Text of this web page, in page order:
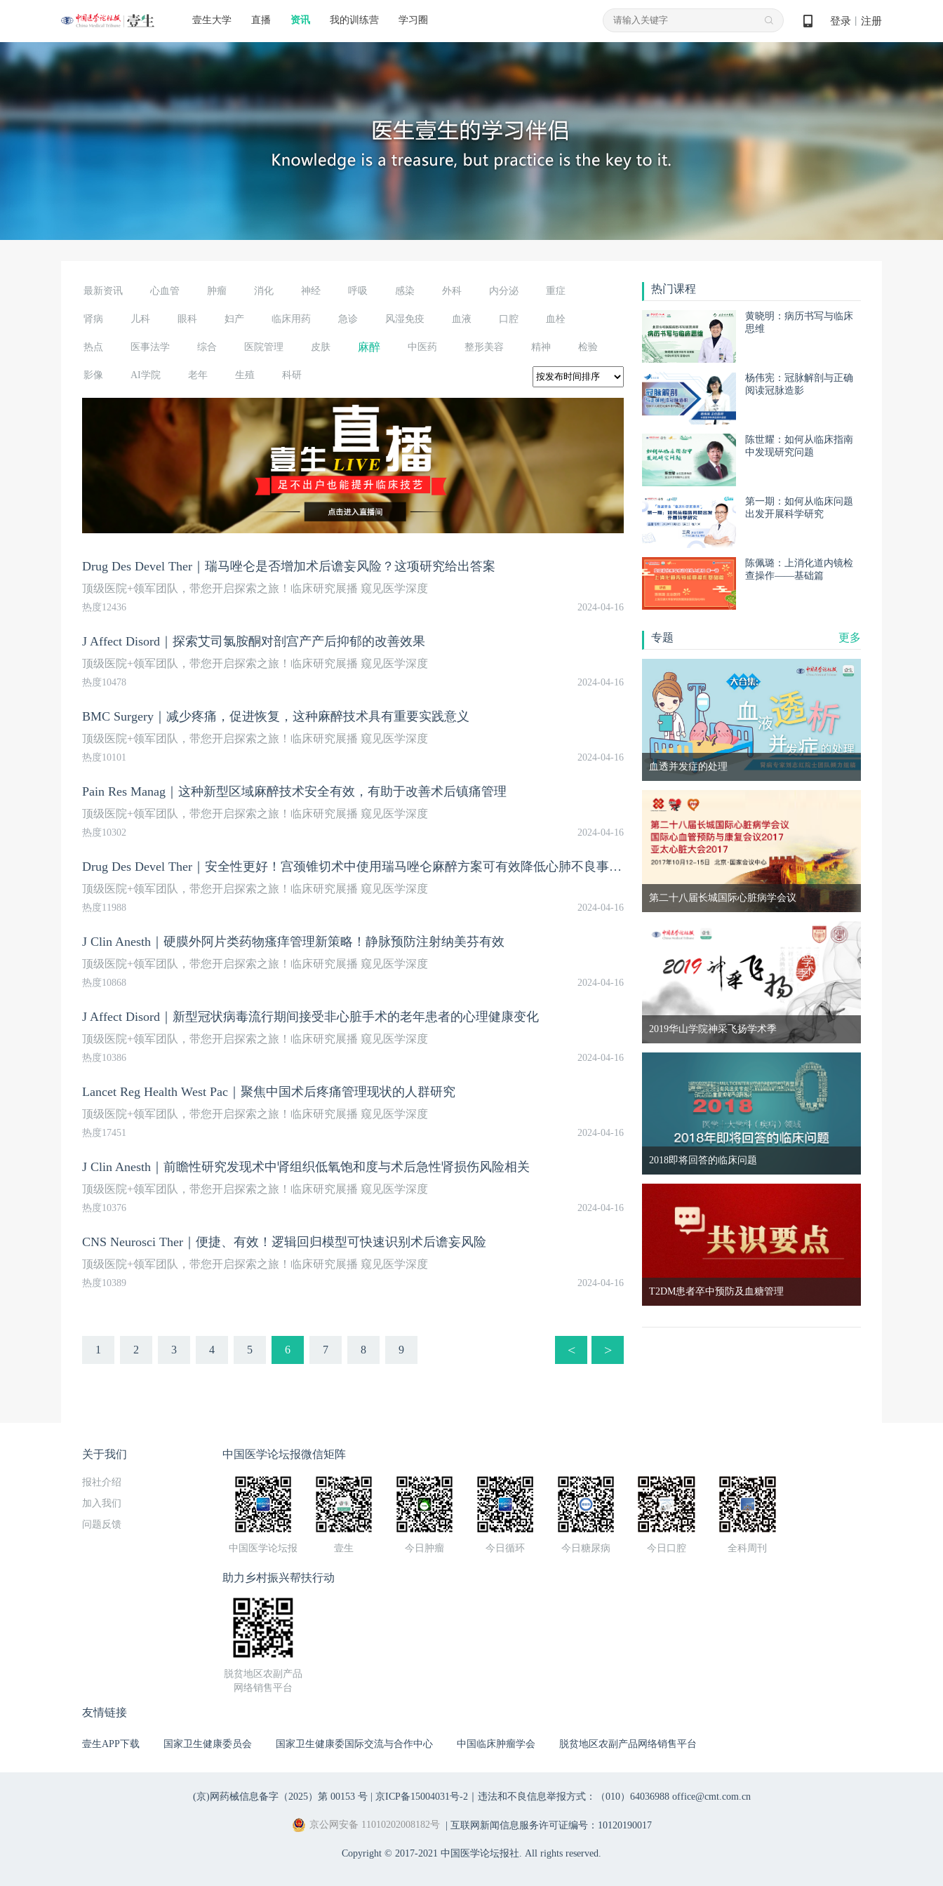
壹生大学 直播 资讯 我的训练营 学习圈 登录 注册
最新资讯 心血管 肿瘤 消化 神经 呼吸 感染 外科 内分泌 重症
肾病 儿科 眼科 妇产 临床用药 急诊 风湿免疫 血液 口腔 血栓
热点 医事法学 综合 医院管理 皮肤 麻醉 中医药 整形美容 精神 检验
影像 AI学院 老年 生殖 科研
Drug Des Devel Ther｜瑞马唑仑是否增加术后谵妄风险？这项研究给出答案
顶级医院+领军团队，带您开启探索之旅！临床研究展播 窥见医学深度
热度12436 2024-04-16
J Affect Disord｜探索艾司氯胺酮对剖宫产产后抑郁的改善效果
顶级医院+领军团队，带您开启探索之旅！临床研究展播 窥见医学深度
热度10478 2024-04-16
BMC Surgery｜减少疼痛，促进恢复，这种麻醉技术具有重要实践意义
顶级医院+领军团队，带您开启探索之旅！临床研究展播 窥见医学深度
热度10101 2024-04-16
Pain Res Manag｜这种新型区域麻醉技术安全有效，有助于改善术后镇痛管理
顶级医院+领军团队，带您开启探索之旅！临床研究展播 窥见医学深度
热度10302 2024-04-16
Drug Des Devel Ther｜安全性更好！宫颈锥切术中使用瑞马唑仑麻醉方案可有效降低心肺不良事件风险
顶级医院+领军团队，带您开启探索之旅！临床研究展播 窥见医学深度
热度11988 2024-04-16
J Clin Anesth｜硬膜外阿片类药物瘙痒管理新策略！静脉预防注射纳美芬有效
顶级医院+领军团队，带您开启探索之旅！临床研究展播 窥见医学深度
热度10868 2024-04-16
J Affect Disord｜新型冠状病毒流行期间接受非心脏手术的老年患者的心理健康变化
顶级医院+领军团队，带您开启探索之旅！临床研究展播 窥见医学深度
热度10386 2024-04-16
Lancet Reg Health West Pac｜聚焦中国术后疼痛管理现状的人群研究
顶级医院+领军团队，带您开启探索之旅！临床研究展播 窥见医学深度
热度17451 2024-04-16
J Clin Anesth｜前瞻性研究发现术中肾组织低氧饱和度与术后急性肾损伤风险相关
顶级医院+领军团队，带您开启探索之旅！临床研究展播 窥见医学深度
热度10376 2024-04-16
CNS Neurosci Ther｜便捷、有效！逻辑回归模型可快速识别术后谵妄风险
顶级医院+领军团队，带您开启探索之旅！临床研究展播 窥见医学深度
热度10389 2024-04-16
1 2 3 4 5 6 7 8 9 < >
热门课程
黄晓明：病历书写与临床
思维
杨伟宪：冠脉解剖与正确
阅读冠脉造影
陈世耀：如何从临床指南
中发现研究问题
第一期：如何从临床问题
出发开展科学研究
陈佩璐：上消化道内镜检
查操作——基础篇
专题 更多
血透并发症的处理
第二十八届长城国际心脏病学会议
2019华山学院神采飞扬学术季
2018即将回答的临床问题
T2DM患者卒中预防及血糖管理
关于我们
报社介绍
加入我们
问题反馈
中国医学论坛报微信矩阵
中国医学论坛报 壹生 今日肿瘤 今日循环 今日糖尿病 今日口腔 全科周刊
助力乡村振兴帮扶行动
脱贫地区农副产品
网络销售平台
友情链接
壹生APP下载 国家卫生健康委员会 国家卫生健康委国际交流与合作中心 中国临床肿瘤学会 脱贫地区农副产品网络销售平台
(京)网药械信息备字（2025）第 00153 号 | 京ICP备15004031号-2｜违法和不良信息举报方式：（010）64036988 office@cmt.com.cn
京公网安备 11010202008182号| 互联网新闻信息服务许可证编号：10120190017
Copyright © 2017-2021 中国医学论坛报社. All rights reserved.